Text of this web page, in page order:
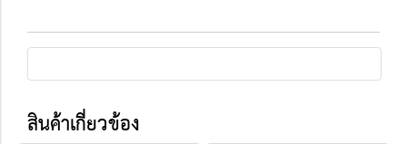
สินค้าเกี่ยวข้อง